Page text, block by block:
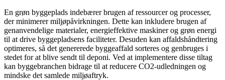
En grøn byggeplads indebærer brugen af ressourcer og processer,
der minimerer miljøpåvirkningen. Dette kan inkludere brugen af
genanvendelige materialer, energieffektive maskiner og grøn energi
til at drive byggepladsens faciliteter. Desuden kan affaldshåndtering
optimeres, så det genererede byggeaffald sorteres og genbruges i
stedet for at blive sendt til deponi. Ved at implementere disse tiltag
kan byggebranchen bidrage til at reducere CO2-udledningen og
mindske det samlede miljøaftryk.